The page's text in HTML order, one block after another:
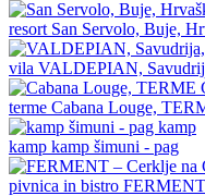
resort San Servolo, Buje,
vila VALDEPIAN,
terme Cabana Louge,
kamp kamp šimuni - pag
pivnica in bistro